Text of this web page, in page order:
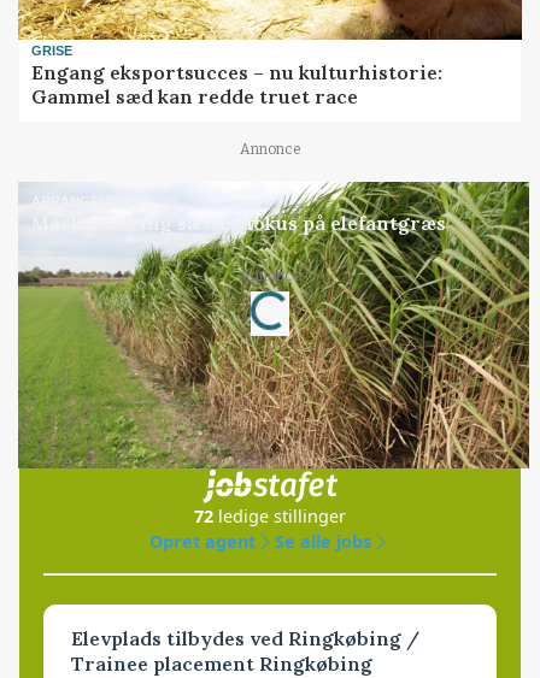
GRISE
Engang eksportsucces – nu kulturhistorie:
Gammel sæd kan redde truet race
Annonce
ARRANGEMENT
Markvandring sætter fokus på elefantgræs
Annonce
Loading...
Jobs
i samarbejde med
72 ledige stillinger
Opret agent
Se alle jobs
Elevplads tilbydes ved Ringkøbing /
Trainee placement Ringkøbing